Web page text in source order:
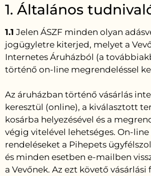
1. Általános
1.1 Jelen ÁSZF minden olyan
jogügyletre kiterjed, melyet a
Internetes Áruházból (a
történő on-line megrendeléssel
Az áruházban történő vásárlás
keresztül (online), a kiválasztott
kosárba helyezésével és a
végig vitelével lehetséges. On-
rendeléseket a Pihepets
és minden esetben e-mailben
a Vevőnek. Az ezt követő vásárlási